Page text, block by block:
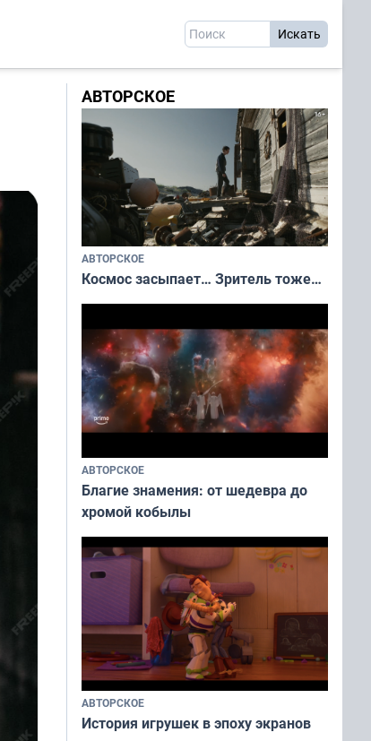
АВТОРСКОЕ
АВТОРСКОЕ
Космос засыпает… Зритель тоже…
АВТОРСКОЕ
Благие знамения: от шедевра до
хромой кобылы
АВТОРСКОЕ
История игрушек в эпоху экранов